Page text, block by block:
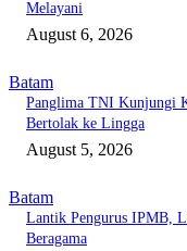
Melayani
August 6, 2026
Batam
Panglima TNI Kunjungi
Bertolak ke Lingga
August 5, 2026
Batam
Lantik Pengurus IPMB,
Beragama